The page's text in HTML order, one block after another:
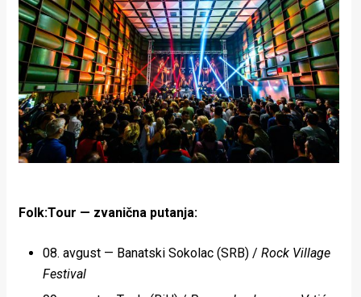
Folk:Tour — zvanična putanja:
08. avgust — Banatski Sokolac (SRB) / Rock Village
Festival